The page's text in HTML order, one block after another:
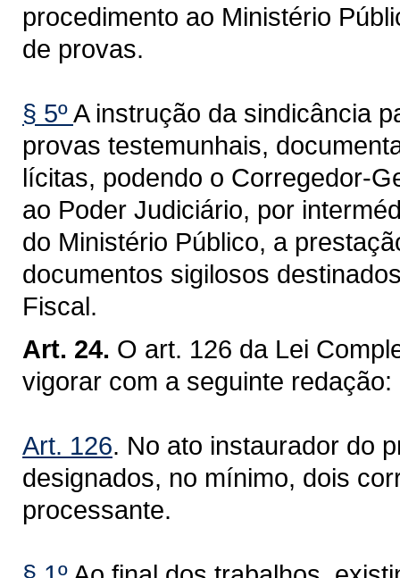
procedimento ao Ministério
de provas.
§ 5ºA instrução da sindicância
provas testemunhais,
lícitas, podendo o Corregedor-
ao Poder Judiciário, por
do Ministério Público, a
documentos sigilosos
Fiscal.
Art. 24. O art. 126 da Lei
vigorar com a seguinte redação:
Art. 126. No ato instaurador do
designados, no mínimo, dois
processante.